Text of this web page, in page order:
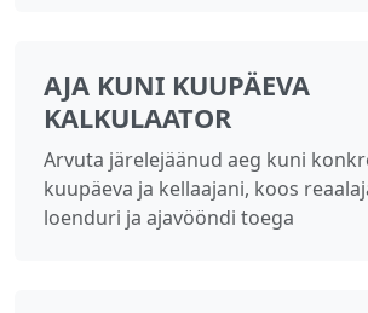
AJA KUNI KUUPÄEVA
KALKULAATOR
Arvuta järelejäänud aeg kuni
kuupäeva ja kellaajani, koos
loenduri ja ajavööndi toega